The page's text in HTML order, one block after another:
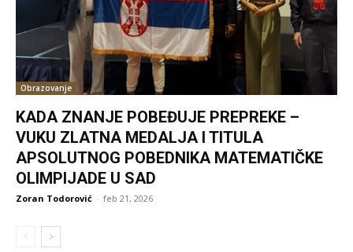
Obrazovanje
KADA ZNANJE POBEĐUJE PREPREKE –
VUKU ZLATNA MEDALJA I TITULA
APSOLUTNOG POBEDNIKA MATEMATIČKE
OLIMPIJADE U SAD
Zoran Todorović - feb 21, 2026